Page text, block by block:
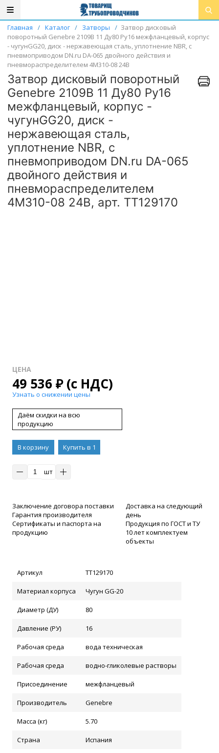
Главная / Каталог / Затворы / Затвор дисковый
поворотный Genebre 2109В 11 Ду80 Ру16 межфланцевый, корпус
- чугунGG20, диск - нержавеющая сталь, уплотнение NBR, с
пневмоприводом DN.ru DA-065 двойного действия и
пневмораспределителем 4M310-08 24В
Затвор дисковый поворотный
Genebre 2109В 11 Ду80 Ру16
межфланцевый, корпус -
чугунGG20, диск -
нержавеющая сталь,
уплотнение NBR, с
пневмоприводом DN.ru DA-065
двойного действия и
пневмораспределителем
4M310-08 24В, арт. ТТ129170
ЦЕНА
49 536 ₽(с НДС)
Узнать о снижении цены
Даём скидки на всю
продукцию
В корзину
Купить в 1
шт
Заключение договора поставки
Гарантия производителя
Сертификаты и паспорта на
продукцию
Доставка на следующий
день
Продукция по ГОСТ и ТУ
10 лет комплектуем
объекты
Артикул ТТ129170
Материал корпуса Чугун GG-20
Диаметр (ДУ) 80
Давление (РУ) 16
Рабочая среда вода техническая
Рабочая среда водно-гликолевые растворы
Присоединение межфланцевый
Производитель Genebre
Масса (кг) 5.70
Страна Испания